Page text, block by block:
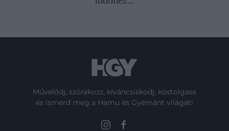
Művelődj, szórakozz, kíváncsiskodj, kóstolgass
és ismerd meg a Hamu és Gyémánt világát!